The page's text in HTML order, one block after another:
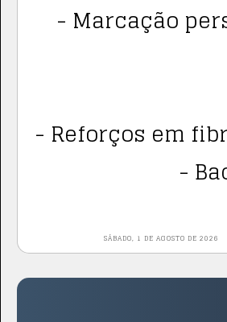
- Marcação
- Reforços em
-
SÁBADO, 1 DE AGOSTO DE 2026